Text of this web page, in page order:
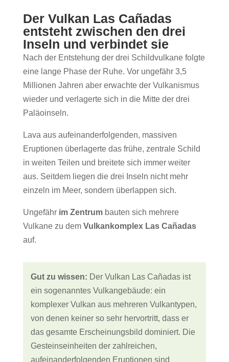
Der Vulkan Las Cañadas
entsteht zwischen den drei
Inseln und verbindet sie
Nach der Entstehung der drei Schildvulkane folgte
eine lange Phase der Ruhe. Vor ungefähr 3,5
Millionen Jahren aber erwachte der Vulkanismus
wieder und verlagerte sich in die Mitte der drei
Paläoinseln.
Lava aus aufeinanderfolgenden, massiven
Eruptionen überlagerte das frühe, zentrale Schild
in weiten Teilen und breitete sich immer weiter
aus. Seitdem liegen die drei Inseln nicht mehr
einzeln im Meer, sondern überlappen sich.
Ungefährim Zentrumbauten sich mehrere
Vulkane zu dem Vulkankomplex Las Cañadas
auf.
Gut zu wissen: Der Vulkan Las Cañadas ist
ein sogenanntes Vulkangebäude: ein
komplexer Vulkan aus mehreren Vulkantypen,
von denen keiner so sehr hervortritt, dass er
das gesamte Erscheinungsbild dominiert. Die
Gesteinseinheiten der zahlreichen,
aufeinanderfolgenden Eruptionen sind